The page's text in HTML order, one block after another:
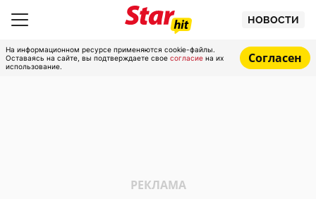
НОВОСТИ
На информационном ресурсе применяются cookie-файлы.
Оставаясь на сайте, вы подтверждаете свое согласие на их
использование.
Согласен